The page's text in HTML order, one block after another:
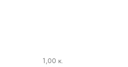
1,00 κ.